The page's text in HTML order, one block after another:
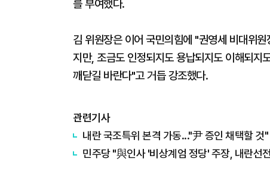
를 부여했다.
김 위원장은 이어 국민의힘에 "권영세 비대위
지만, 조금도 인정되지도 용납되지도 이해되지
깨닫길 바란다"고 거듭 강조했다.
관련기사
내란 국조특위 본격 가동..."尹 증인 채택할
민주당 "與인사 '비상계엄 정당' 주장, 내란선